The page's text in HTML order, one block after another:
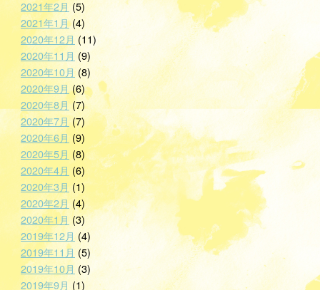
2021年2月 (5)
2021年1月(4)
2020年12月 (11)
2020年11月 (9)
2020年10月(8)
2020年9月(6)
2020年8月(7)
2020年7月(7)
2020年6月 (9)
2020年5月 (8)
2020年4月 (6)
2020年3月(1)
2020年2月(4)
2020年1月 (3)
2019年12月(4)
2019年11月 (5)
2019年10月 (3)
2019年9月 (1)